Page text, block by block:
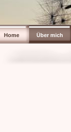
Home Über mich